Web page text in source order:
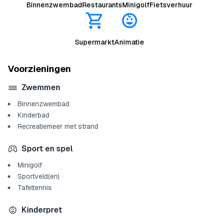
BinnenzwembadRestaurantsMinigolfFietsverhuur
SupermarktAnimatie
Voorzieningen
Zwemmen
Binnenzwembad
Kinderbad
Recreatiemeer met strand
Sport en spel
Minigolf
Sportveld(en)
Tafeltennis
Kinderpret